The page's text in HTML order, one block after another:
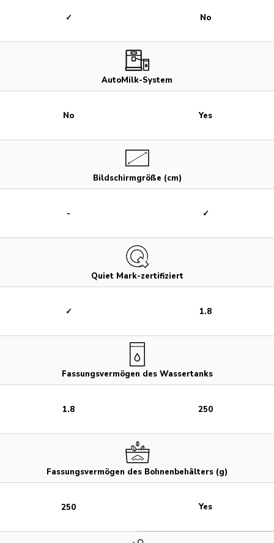
AutoMilk-System
Bildschirmgröße (cm)
Quiet Mark-zertifiziert
Fassungsvermögen des Wassertanks
Fassungsvermögen des Bohnenbehälters (g)
✓
No
-
✓
1.8
250
No
Yes
✓
1.8
250
Yes